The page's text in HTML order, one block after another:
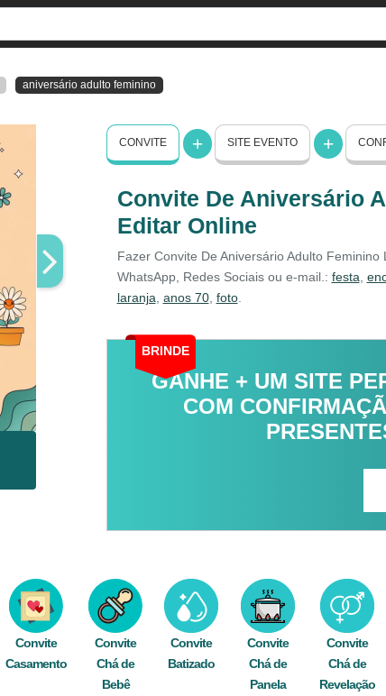
aniversário adulto feminino
CONVITE SITE EVENTO
Convite De Aniversário
Editar Online
Fazer Convite De Aniversário Adulto
WhatsApp, Redes Sociais ou e-mail.: festa
laranja anos 70, foto.
BRINDE
GANHE + UM SITE
COM
Convite
Casamento
Convite
Chá de
Bebê
Convite
Batizado
Convite
Chá de
Panela
Convite
Chá de
Revelação